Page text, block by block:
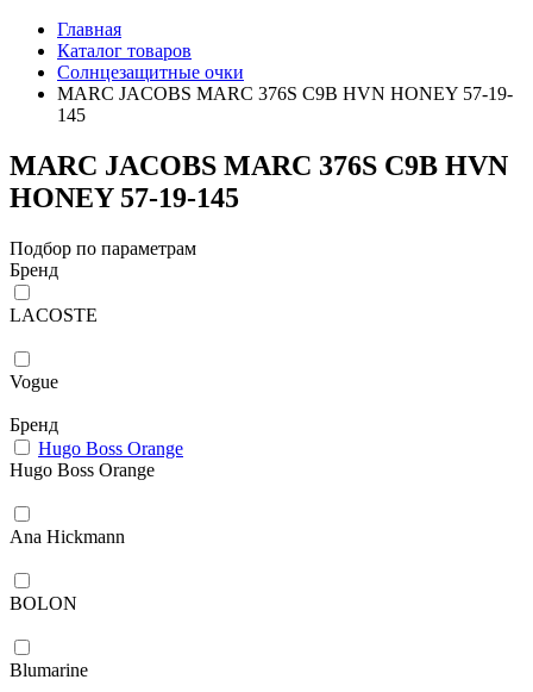
Главная
Каталог товаров
Солнцезащитные очки
MARC JACOBS MARC 376S C9B HVN HONEY 57-19-
145
MARC JACOBS MARC 376S C9B HVN
HONEY 57-19-145
Подбор по параметрам
Бренд
LACOSTE
Vogue
Бренд
Hugo Boss Orange
Hugo Boss Orange
Ana Hickmann
BOLON
Blumarine